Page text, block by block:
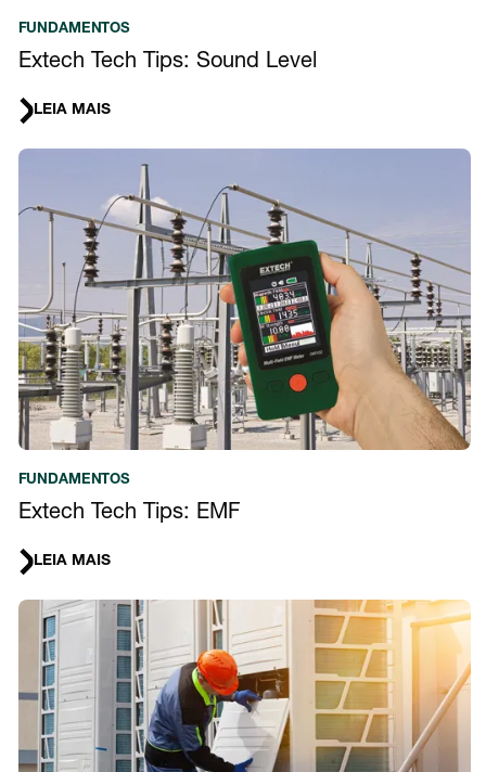
FUNDAMENTOS
Extech Tech Tips: Sound Level
LEIA MAIS
FUNDAMENTOS
Extech Tech Tips: EMF
LEIA MAIS